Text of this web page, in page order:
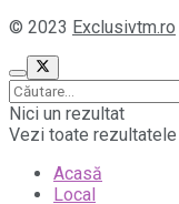
© 2023 Exclusivtm.ro
Nici un rezultat
Vezi toate rezultatele
Acasă
Local